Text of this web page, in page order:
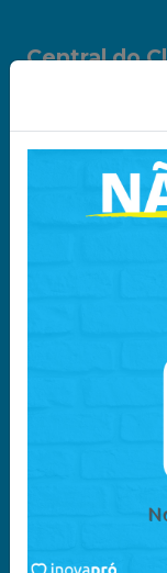
Central do
Política Entrega
Devoluções
11